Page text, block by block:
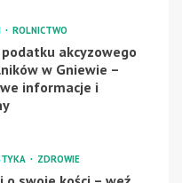
ROLNICTWO
akcyzowego
w Gniewie –
informacje i
ZDROWIE